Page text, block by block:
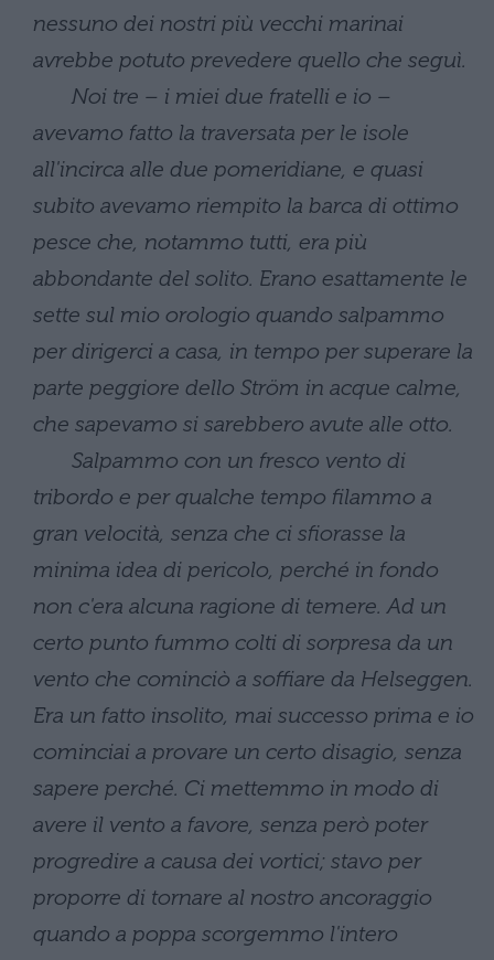
nessuno dei nostri più vecchi marinai
avrebbe potuto prevedere quello che seguì.
Noi tre – i miei due fratelli e io –
avevamo fatto la traversata per le isole
all'incirca alle due pomeridiane, e quasi
subito avevamo riempito la barca di ottimo
pesce che, notammo tutti, era più
abbondante del solito. Erano esattamente le
sette sul mio orologio quando salpammo
per dirigerci a casa, in tempo per superare la
parte peggiore dello Ström in acque calme,
che sapevamo si sarebbero avute alle otto.
Salpammo con un fresco vento di
tribordo e per qualche tempo filammo a
gran velocità, senza che ci sfiorasse la
minima idea di pericolo, perché in fondo
non c'era alcuna ragione di temere. Ad un
certo punto fummo colti di sorpresa da un
vento che cominciò a soffiare da Helseggen.
Era un fatto insolito, mai successo prima e io
cominciai a provare un certo disagio, senza
sapere perché. Ci mettemmo in modo di
avere il vento a favore, senza però poter
progredire a causa dei vortici; stavo per
proporre di tornare al nostro ancoraggio
quando a poppa scorgemmo l'intero